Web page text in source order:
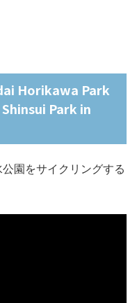
Horikawa Park
Park in
園をサイクリングする